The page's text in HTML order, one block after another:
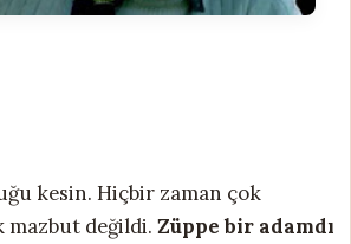
kesin. Hiçbir zaman çok
mazbut değildi. Züppe bir adamdı